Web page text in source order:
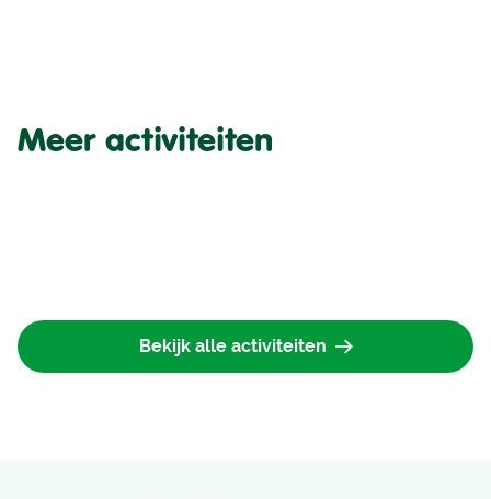
Meer activiteiten
Bekijk alle activiteiten